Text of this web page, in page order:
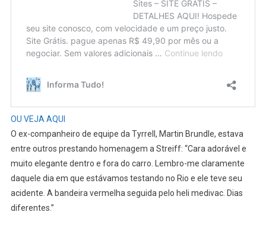
OU VEJA AQUI
O ex-companheiro de equipe da Tyrrell, Martin Brundle, estava
entre outros prestando homenagem a Streiff: “Cara adorável e
muito elegante dentro e fora do carro. Lembro-me claramente
daquele dia em que estávamos testando no Rio e ele teve seu
acidente. A bandeira vermelha seguida pelo heli medivac. Dias
diferentes.”